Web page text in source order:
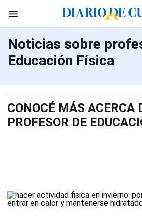
Noticias sobre
Educación Física
CONOCÉ MÁS ACERCA
PROFESOR DE